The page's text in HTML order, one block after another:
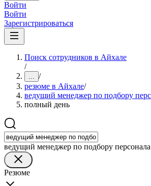
Войти
Войти
Зарегистрироваться
Поиск сотрудников в Айхале
/
... /
резюме в Айхале/
ведущий менеджер по подбору
полный день
ведущий менеджер по подбору персонала
Резюме